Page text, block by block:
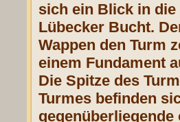
sich ein Blick in
Lübecker Bucht.
Wappen den Turm
einem Fundament
Die Spitze des
Turmes befinden